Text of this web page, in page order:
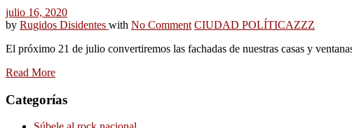
julio 16, 2020
by Rugidos Disidentes with No Comment CIUDAD POLÍTICAZZZ
El próximo 21 de julio convertiremos las fachadas de nuestras casas y
Read More
Categorías